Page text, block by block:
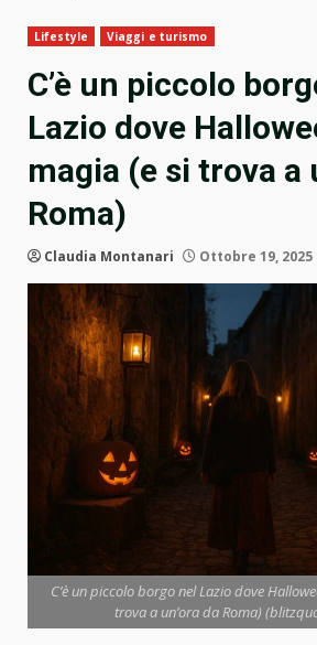
Lifestyle Viaggi e turismo
C’è un piccolo
Lazio dove
magia (e si trova a
Roma)
Claudia Montanari Ottobre 19, 2025
C’è un piccolo borgo nel Lazio dove
trova a un’ora da Roma)